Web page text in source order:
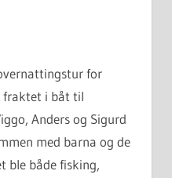
for
fraktet i båt til
Anders og Sigurd
med barna og de
ble både fisking,